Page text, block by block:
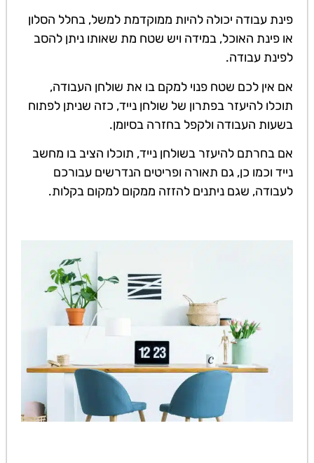
פינת עבודה יכולה להיות ממוקדמת למשל, בחלל הסלון
או פינת האוכל, במידה ויש שטח מת שאותו ניתן להסב
לפינת עבודה.
אם אין לכם שטח פנוי למקם בו את שולחן העבודה,
תוכלו להיעזר בפתרון של שולחן נייד, כזה שניתן לפתוח
בשעות העבודה ולקפל בחזרה בסיומן.
אם בחרתם להיעזר בשולחן נייד, תוכלו הציב בו מחשב
נייד וכמו כן, גם תאורה ופריטים הנדרשים עבורכם
לעבודה, שגם ניתנים להזזה ממקום למקום בקלות.